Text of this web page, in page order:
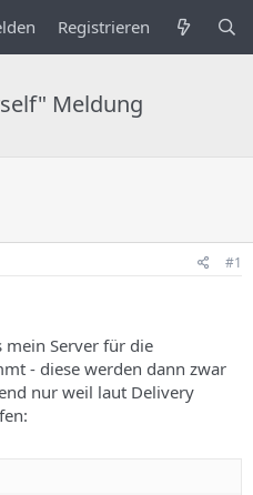
Registrieren
Meldung
#1
mein Server für die
- diese werden dann zwar
nur weil laut Delivery